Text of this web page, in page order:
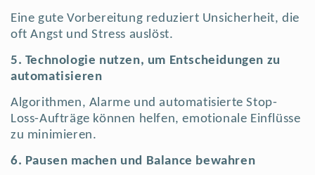
Eine gute Vorbereitung reduziert Unsicherheit, die
oft Angst und Stress auslöst.
5. Technologie nutzen, um Entscheidungen zu
automatisieren
Algorithmen, Alarme und automatisierte Stop-
Loss-Aufträge können helfen, emotionale Einflüsse
zu minimieren.
6. Pausen machen und Balance bewahren